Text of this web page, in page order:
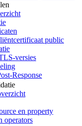
public
versies
Response
en property
operators